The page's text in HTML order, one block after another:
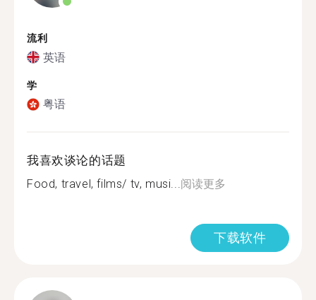
流利
英语
学
粤语
我喜欢谈论的话题
Food, travel, films/ tv, musi...阅读更多
下载软件